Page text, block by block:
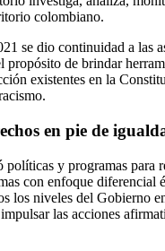
colombiano.
se dio continuidad a las
de brindar
existentes en la
en pie de
y programas para
con enfoque diferencial
los niveles del Gobierno
las acciones